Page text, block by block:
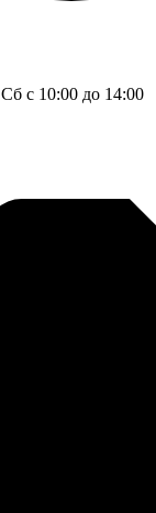
Сб с 10:00 до 14:00